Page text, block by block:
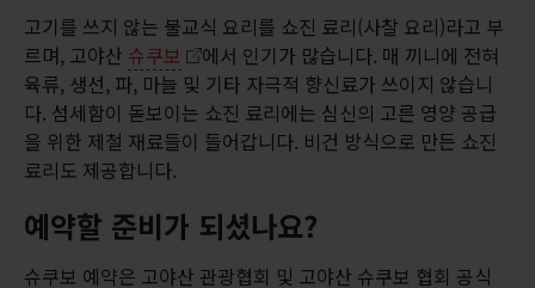
고기를 쓰지 않는 불교식 요리를 쇼진 료리(사찰 요리)라고 부
르며, 고야산 슈쿠보
에서 인기가 많습니다. 매 끼니에 전혀
육류, 생선, 파, 마늘 및 기타 자극적 향신료가 쓰이지 않습니
다. 섬세함이 돋보이는 쇼진 료리에는 심신의 고른 영양 공급
을 위한 제철 재료들이 들어갑니다. 비건 방식으로 만든 쇼진
료리도 제공합니다.
예약할 준비가 되셨나요?
슈쿠보 예약은 고야산 관광협회 및 고야산 슈쿠보 협회 공식